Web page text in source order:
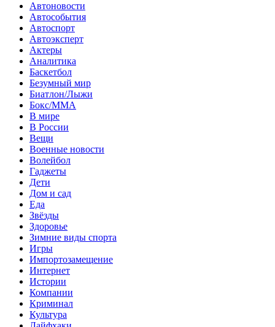
Автоновости
Автособытия
Автоспорт
Автоэксперт
Актеры
Аналитика
Баскетбол
Безумный мир
Биатлон/Лыжи
Бокс/MMA
В мире
В России
Вещи
Военные новости
Волейбол
Гаджеты
Дети
Дом и сад
Еда
Звёзды
Здоровье
Зимние виды спорта
Игры
Импортозамещение
Интернет
Истории
Компании
Криминал
Культура